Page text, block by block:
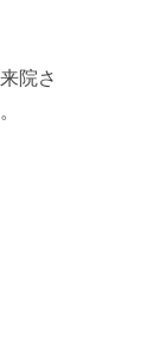
院さ